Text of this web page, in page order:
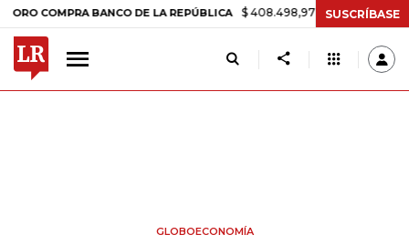
BANCO DE LA REPÚBLICA $ 408.498,97 +$ 8.753,81 +2,19%
SUSCRÍBASE
GLOBOECONOMÍA